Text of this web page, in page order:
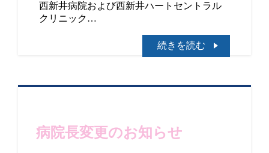
西新井病院および西新井ハートセントラル
クリニック…
続きを読む
病院長変更のお知らせ